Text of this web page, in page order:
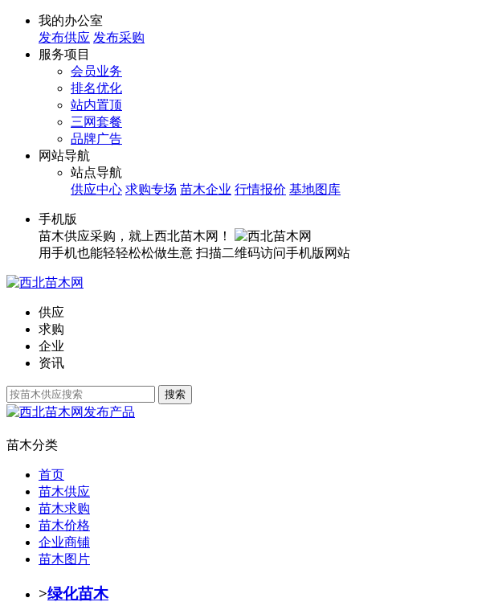
我的办公室
发布供应 发布采购
服务项目
会员业务
排名优化
站内置顶
三网套餐
品牌广告
网站导航
站点导航
供应中心 求购专场 苗木企业 行情报价 基地图库
手机版
苗木供应采购，就上西北苗木网！
用手机也能轻轻松松做生意 扫描二维码访问手机版网站
供应
求购
企业
资讯
发布产品
苗木分类
首页
苗木供应
苗木求购
苗木价格
企业商铺
苗木图片
>绿化苗木